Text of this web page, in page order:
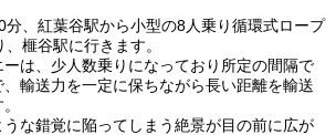
分、紅葉谷駅から小型の8人乗り循環式ロープ
榧谷駅に行きます。
は、少人数乗りになっており所定の間隔で
輸送力を一定に保ちながら長い距離を輸送
な錯覚に陥ってしまう絶景が目の前に広が